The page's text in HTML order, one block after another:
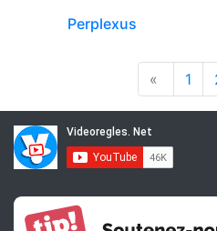
Perplexus
« 1